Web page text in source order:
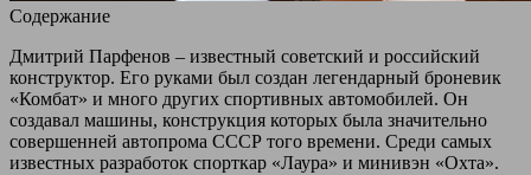
Содержание
Дмитрий Парфенов – известный советский и российский
конструктор. Его руками был создан легендарный броневик
«Комбат» и много других спортивных автомобилей. Он
создавал машины, конструкция которых была значительно
совершенней автопрома СССР того времени. Среди самых
известных разработок спорткар «Лаура» и минивэн «Охта».